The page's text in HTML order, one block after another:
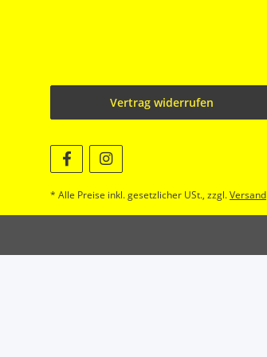
Vertrag widerrufen
* Alle Preise inkl. gesetzlicher USt., zzgl.Versand